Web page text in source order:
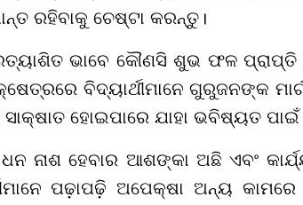
ରହିବାକୁ ଚେଷ୍ଟା କରନ୍ତୁ।
ଭାବେ କୌଣସି ଶୁଭ ଫଳ ପ୍ରାପ୍ତି
ବିଦ୍ୟାର୍ଥୀମାନେ ଗୁରୁଜନଙ୍କ
ହୋଇପାରେ ଯାହା ଭବିଷ୍ୟତ ପାଇଁ
ନାଶ ହେବାର ଆଶଙ୍କା ଅଛି ଏବଂ
ପଢ଼ାପଢ଼ି ଅପେକ୍ଷା ଅନ୍ୟ